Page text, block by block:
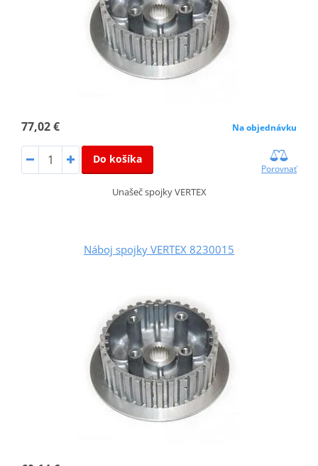
77,02 € Na objednávku
Do košíka
Porovnať
Unašeč spojky VERTEX
Náboj spojky VERTEX 8230015